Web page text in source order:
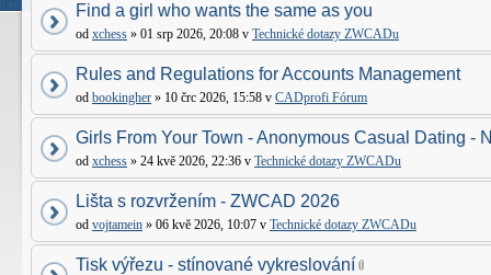
Find a girl who wants the same as you
od xchess » 01 srp 2026, 20:08 v Technické dotazy ZWCADu
Rules and Regulations for Accounts Management
od bookingher » 10 črc 2026, 15:58 v CADprofi Fórum
Girls From Your Town - Anonymous Casual Dating -
od xchess » 24 kvě 2026, 22:36 v Technické dotazy ZWCADu
Lišta s rozvržením - ZWCAD 2026
od vojtamein » 06 kvě 2026, 10:07 v Technické dotazy ZWCADu
Tisk výřezu - stínované vykreslování